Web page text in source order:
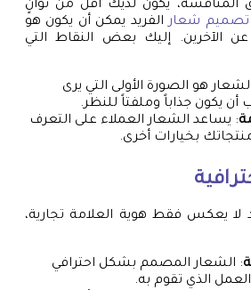
المنافسة، يكون لديك أقل من ثوانٍ
تصميم شعارالفريد يمكن أن يكون هو
الآخرين. إليك بعض النقاط التي
هو الصورة الأولى التي يرى
أن يكون جذاباً وملفتاً للنظر.
: يساعد الشعار العملاء على التعرف
بخيارات أخرى.
لا يعكس فقط هوية العلامة تجارية،
: الشعار المصمم بشكل احترافي
الذي تقوم به.